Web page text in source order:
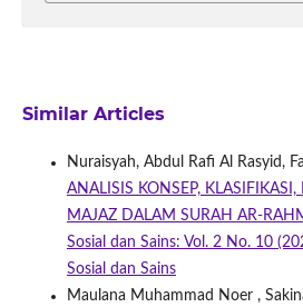
Similar Articles
Nuraisyah, Abdul Rafi Al Rasyid,
ANALISIS KONSEP,
MAJAZ DALAM SURAH AR-
Sosial dan Sains: Vol. 2 No. 10
Sosial dan Sains
Maulana Muhammad Noer ,